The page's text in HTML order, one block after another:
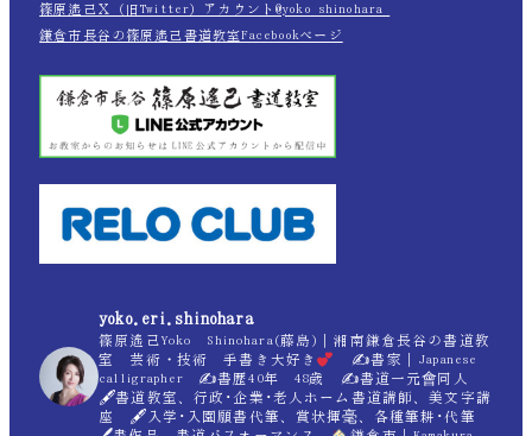
篠原遙己Ｘ（旧Twitter）アカウント@yoko_shinohara_
鎌倉市長谷の篠原遙己書道教室Facebookページ
yoko.eri.shinohara
篠原遙己Yoko Shinohara(藤島)｜湘南鎌倉長谷の書道教
室 芸術・技術 手書き大好き
✍書家｜Japanese
calligrapher ✍書歴40年 48歳 ✍書道一元會同人
🖋書道教室、行政･企業･老人ホーム書道講師、美文字講
座 🖋入学･入園願書代筆、賞状揮毫、各種筆耕･代筆